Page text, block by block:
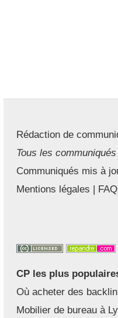
Rédaction de
Tous les
Communiqués mis à
Mentions légales | FAQ
CP les plus
Où acheter des
Mobilier de bureau à